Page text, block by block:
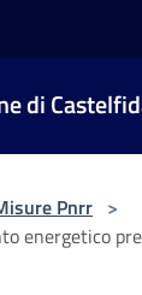
di
Pnrr >
energetico